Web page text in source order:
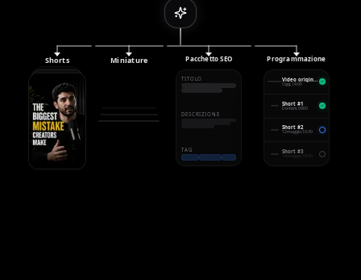
Shorts Miniature Pacchetto SEO
TITOLO
DESCRIZIONE
TAG
Programmazione
Video originale
Oggi, 14:00
Short #1
Domani, 09:00
Short #2
12 maggio, 16:30
Short #3
14 maggio, 18:00